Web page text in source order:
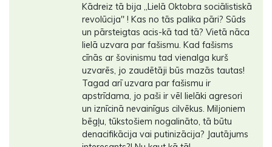
Kādreiz tā bija ,,Lielā Oktobra sociālistiskā
revolūcija'' ! Kas no tās palika pāri? Sūds
un pārsteigtas acis-kā tad tā? Vietā nāca
lielā uzvara par fašismu. Kad fašisms
cīnās ar šovinismu tad vienalga kurš
uzvarēs, jo zaudētāji būs mazās tautas!
Tagad arī uzvara par fašismu ir
apstrīdama, jo paši ir vēl lielāki agresori
un iznīcinā nevainīgus cilvēkus. Miljoniem
bēgļu, tūkstošiem nogalināto, tā būtu
denacifikācija vai putinizācija? Jautājums